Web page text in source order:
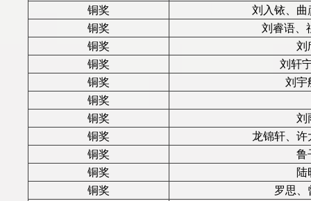
铜奖
刘入铱、
铜奖
刘睿语、
铜奖
刘
铜奖
刘轩
铜奖
刘宇
铜奖
铜奖
刘
铜奖
龙锦轩、
铜奖
鲁
铜奖
陆
铜奖
罗思